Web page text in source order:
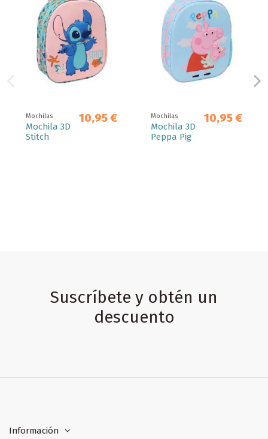
Mochilas
Mochila 3D
Stitch
10,95 € Mochilas
Mochila 3D
Peppa Pig
10,95 €
Suscríbete y obtén un
descuento
Información